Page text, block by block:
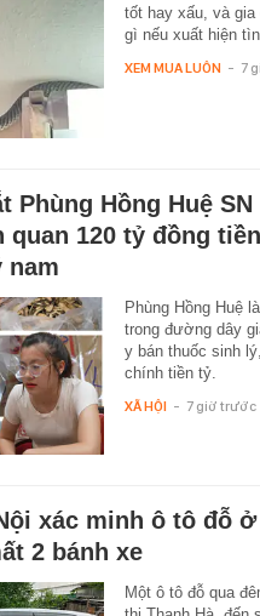
tốt hay xấu, và gia
gì nếu xuất hiện
XEM MUA LUÔN - 7
Phùng Hồng Huệ SN
quan 120 tỷ đồng
nam
Phùng Hồng Huệ
trong đường dây
y bán thuốc sinh
chính tiền tỷ.
XÃ HỘI - 7 giờ trước
xác minh ô tô đỗ
2 bánh xe
Một ô tô đỗ qua